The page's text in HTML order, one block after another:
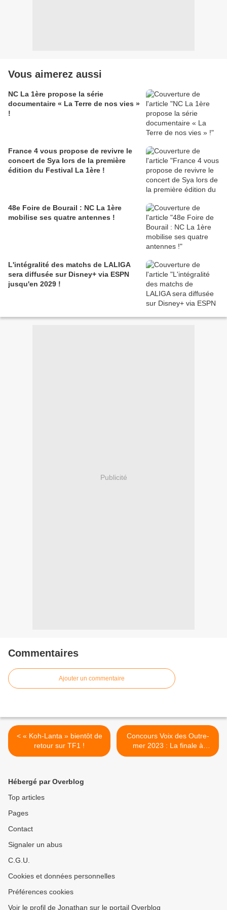
Vous aimerez aussi
NC La 1ère propose la série
documentaire « La Terre de nos vies »
!
France 4 vous propose de revivre le
concert de Sya lors de la première
édition du Festival La 1ère !
48e Foire de Bourail : NC La 1ère
mobilise ses quatre antennes !
L'intégralité des matchs de LALIGA
sera diffusée sur Disney+ via ESPN
jusqu'en 2029 !
Publicité
Commentaires
Ajouter un commentaire
< « Koh-Lanta » bientôt de
retour sur TF1 !
Concours Voix des Outre-
mer 2023 : La finale à
suivre sur les antennes du
Hébergé par Overblog
Top articles
Pages
Contact
Signaler un abus
C.G.U.
Cookies et données personnelles
Préférences cookies
Voir le profil de Jonathan sur le portail Overblog